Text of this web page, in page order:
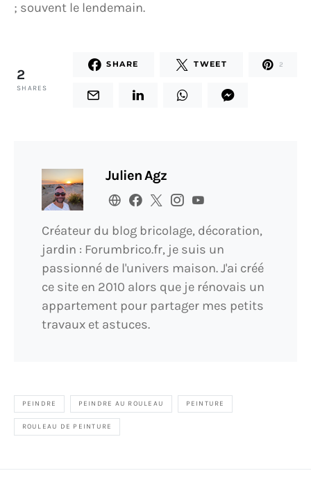
; souvent le lendemain.
2
SHARES
SHARE TWEET 2
Julien Agz
Créateur du blog bricolage, décoration,
jardin : Forumbrico.fr, je suis un
passionné de l'univers maison. J'ai créé
ce site en 2010 alors que je rénovais un
appartement pour partager mes petits
travaux et astuces.
PEINDRE PEINDRE AU ROULEAU PEINTURE
ROULEAU DE PEINTURE